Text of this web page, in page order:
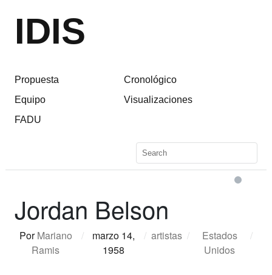
IDIS
Propuesta
Equipo
FADU
Cronológico
Visualizaciones
Jordan Belson
PorMariano
Ramis
/
marzo 14,
1958
/ artistas /
Estados
Unidos
/